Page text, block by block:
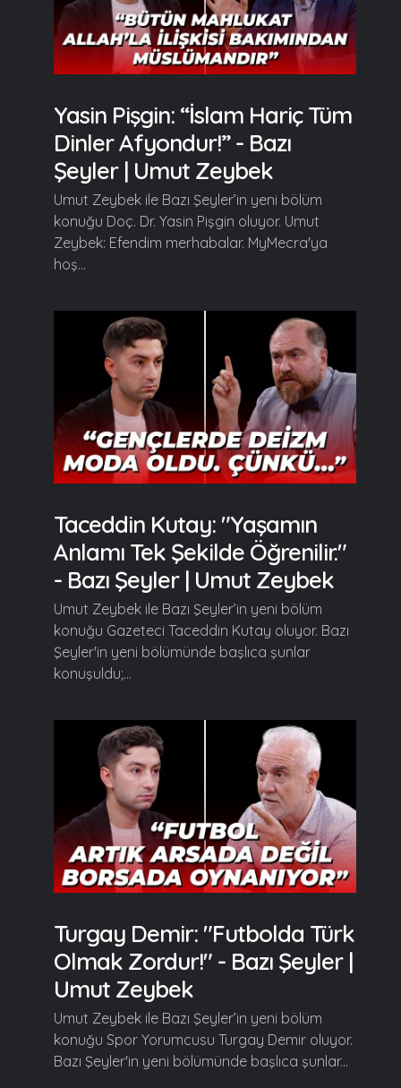
Yasin Pişgin: “İslam Hariç Tüm
Dinler Afyondur!” - Bazı
Şeyler | Umut Zeybek
Umut Zeybek ile Bazı Şeyler’in yeni bölüm
konuğu Doç. Dr. Yasin Pişgin oluyor. Umut
Zeybek: Efendim merhabalar. MyMecra'ya
hoş...
Taceddin Kutay: "Yaşamın
Anlamı Tek Şekilde Öğrenilir."
- Bazı Şeyler | Umut Zeybek
Umut Zeybek ile Bazı Şeyler’in yeni bölüm
konuğu Gazeteci Taceddin Kutay oluyor. Bazı
Şeyler'in yeni bölümünde başlıca şunlar
konuşuldu;...
Turgay Demir: "Futbolda Türk
Olmak Zordur!" - Bazı Şeyler |
Umut Zeybek
Umut Zeybek ile Bazı Şeyler’in yeni bölüm
konuğu Spor Yorumcusu Turgay Demir oluyor.
Bazı Şeyler'in yeni bölümünde başlıca şunlar...